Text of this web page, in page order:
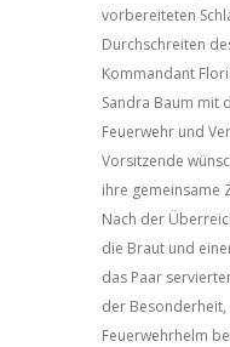
vorbereiteten
Durchschreiten
Kommandant
Sandra Baum mit
Feuerwehr und
Vorsitzende
ihre gemeinsame
Nach der
die Braut und
das Paar
der Besonderheit,
Feuerwehrhelm